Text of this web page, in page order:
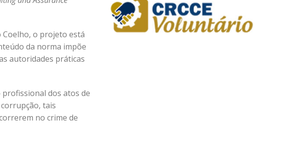
Coelho, o projeto está
da norma impõe
autoridades práticas
dos atos de
tais
no crime de